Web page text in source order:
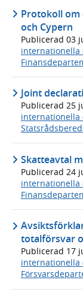
Protokoll om
och Cypern
Publicerad 03
internationella
Joint
Publicerad 25
internationella
Skatteavtal
Publicerad 24
internationella
totalförsvar
Publicerad 17
internationella